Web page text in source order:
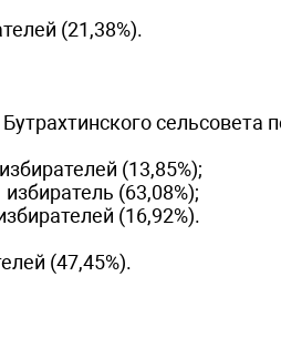
(21,38%).
сельсовета
(13,85%);
(63,08%);
(16,92%).
(47,45%).